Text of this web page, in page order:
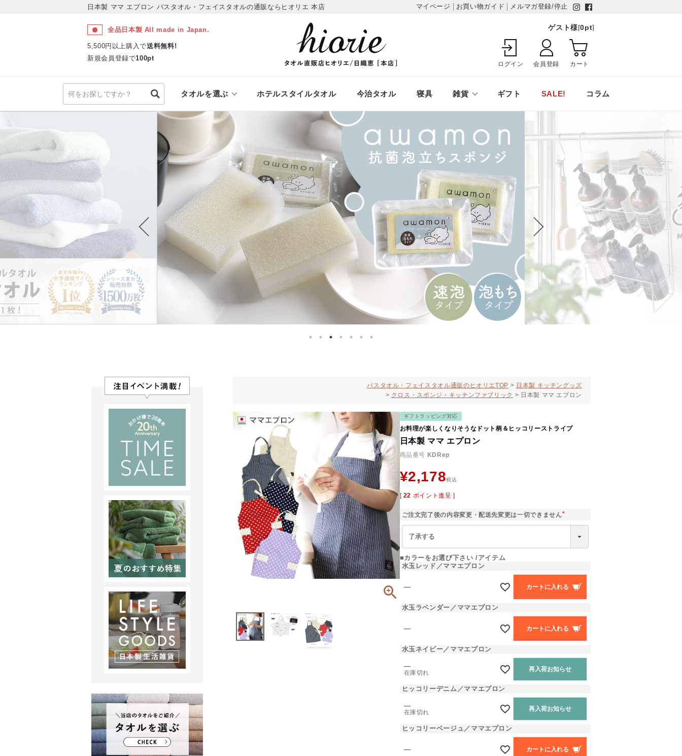
日本製 ママ エプロン バスタオル・フェイスタオルの通販ならヒオリエ 本店 マイページ お買い物ガイド メルマガ登録/停止
全品日本製 All made in Japan.
5,500円以上購入で送料無料!
新規会員登録で100pt
ゲスト様[0pt]
ログイン 会員登録 カート
タオルを選ぶ ホテルスタイルタオル 今治タオル 寝具 雑貨 ギフト SALE! コラム
バスタオル・フェイスタオル通販のヒオリエTOP
日本製 キッチングッズ
クロス・スポンジ・キッチンファブリック
日本製 ママ エプロン
ギフトラッピング対応
お料理が楽しくなりそうなドット柄＆ヒッコリーストライプ
日本製 ママ エプロン
商品番号 KDRep
¥2,178税込
[ 22 ポイント進呈 ]
ご注文完了後の内容変更・配送先変更は一切できません
必
■カラーをお選び下さい
アイテム
水玉レッド／ママエプロン
― カートに入れる
水玉ラベンダー／ママエプロン
― カートに入れる
水玉ネイビー／ママエプロン
―
在庫切れ 再入荷お知らせ
ヒッコリーデニム／ママエプロン
―
在庫切れ 再入荷お知らせ
ヒッコリーベージュ／ママエプロン
― カートに入れる